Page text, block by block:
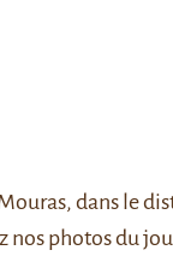
dans le
nos photos du